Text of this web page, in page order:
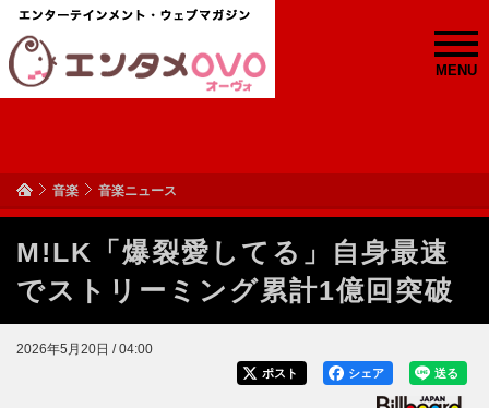
MENU
音楽 音楽ニュース
M!LK「爆裂愛してる」自身最速
でストリーミング累計1億回突破
2026年5月20日 / 04:00
送る
シェア
ポスト